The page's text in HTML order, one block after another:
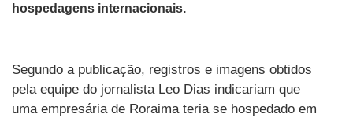
hospedagens internacionais.
Segundo a publicação, registros e imagens obtidos
pela equipe do jornalista Leo Dias indicariam que
uma empresária de Roraima teria se hospedado em